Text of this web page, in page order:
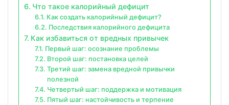
Что такое калорийный дефицит
Как создать калорийный дефицит?
Последствия калорийного дефицита
Как избавиться от вредных привычек
Первый шаг: осознание проблемы
Второй шаг: постановка целей
Третий шаг: замена вредной привычки
полезной
Четвертый шаг: поддержка и мотивация
Пятый шаг: настойчивость и терпение